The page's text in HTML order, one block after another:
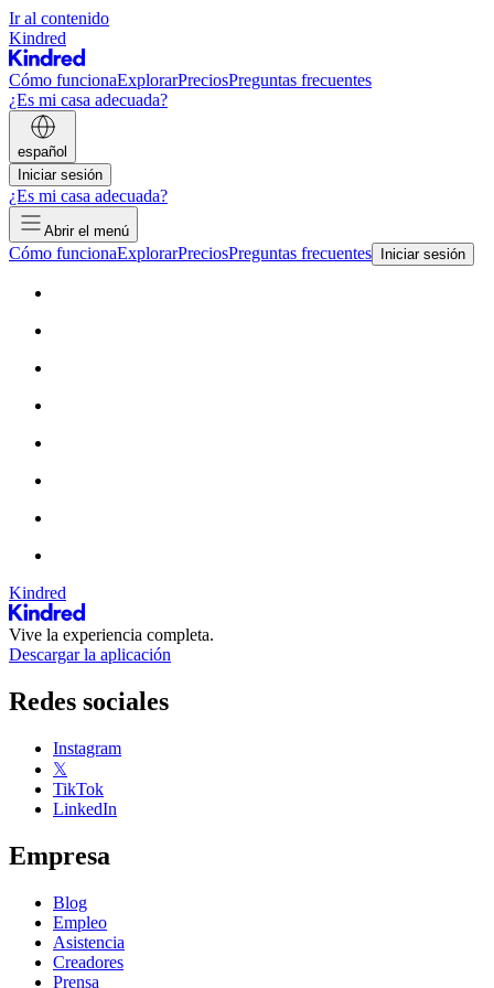
Ir al contenido
Kindred
Cómo funcionaExplorarPreciosPreguntas frecuentes
¿Es mi casa adecuada?
español
Iniciar sesión
¿Es mi casa adecuada?
Abrir el menú
Cómo funcionaExplorarPreciosPreguntas frecuentes Iniciar sesión
Kindred
Vive la experiencia completa.
Descargar la aplicación
Redes sociales
Instagram
𝕏
TikTok
LinkedIn
Empresa
Blog
Empleo
Asistencia
Creadores
Prensa